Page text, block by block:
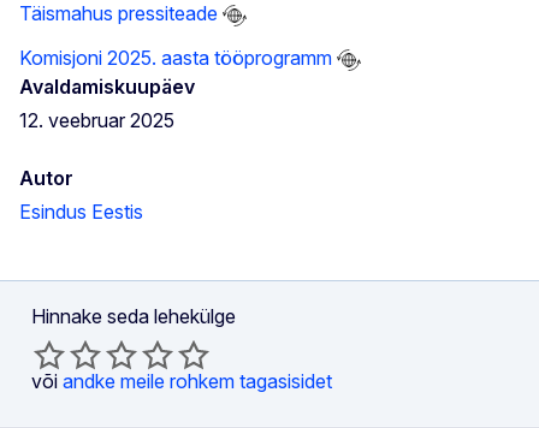
Täismahus pressiteade
Komisjoni 2025. aasta tööprogramm
Avaldamiskuupäev
12. veebruar 2025
Autor
Esindus Eestis
Hinnake seda lehekülge
või andke meile rohkem tagasisidet